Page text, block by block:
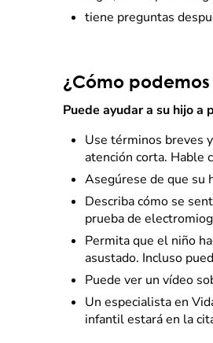
tiene preguntas
¿Cómo
Puede ayudar a su hijo a
Use términos breves
atención corta. Hable
Asegúrese de que su
Describa cómo se
prueba de
Permita que el niño
asustado. Incluso
Puede ver un vídeo
Un especialista en
infantil estará en la